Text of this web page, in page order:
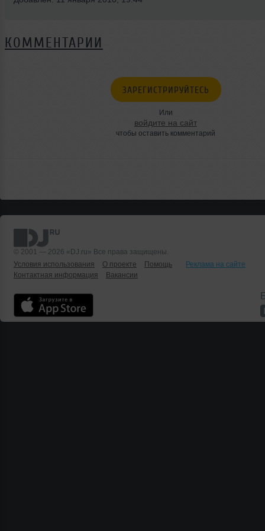
КОММЕНТАРИИ
ЗАРЕГИСТРИРУЙТЕСЬ
Или
войдите на сайт
чтобы оставить комментарий
© 2001 — 2026 «DJ.ru» Все права защищены.
Условия использования
О проекте Помощь
Реклама на сайте
Контактная информация
Вакансии